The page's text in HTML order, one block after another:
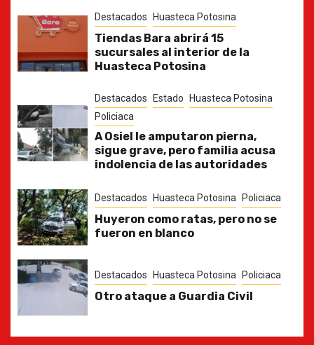
Destacados Huasteca Potosina
Tiendas Bara abrirá 15
sucursales al interior de la
Huasteca Potosina
Destacados Estado
Huasteca Potosina
Policiaca
A Osiel le amputaron pierna,
sigue grave, pero familia acusa
indolencia de las autoridades
Destacados Huasteca Potosina Policiaca
Huyeron como ratas, pero no se
fueron en blanco
Destacados Huasteca Potosina Policiaca
Otro ataque a Guardia Civil